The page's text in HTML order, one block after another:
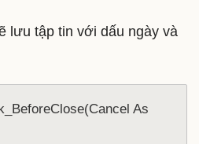
lưu tập tin với dấu ngày và
As